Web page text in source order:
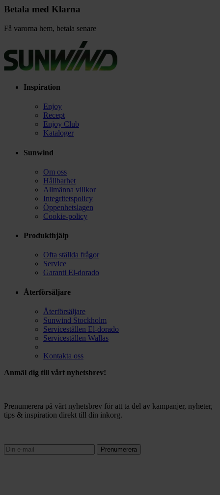
Betala med Klarna
Få varorna hem, betala senare
Inspiration
Enjoy
Recept
Enjoy Club
Kataloger
Sunwind
Om oss
Hållbarhet
Allmänna villkor
Integritetspolicy
Öppenhetslagen
Cookie-policy
Produkthjälp
Ofta ställda frågor
Service
Garanti El-dorado
Återförsäljare
Återförsäljare
Sunwind Stockholm
Serviceställen El-dorado
Serviceställen Wallas
Kontakta oss
Anmäl dig till vårt nyhetsbrev!
Prenumerera på vårt nyhetsbrev för att ta del av kampanjer, nyheter,
tips & inspiration direkt till din inkorg.
Prenumerera